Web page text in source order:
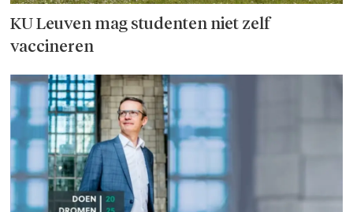
KU Leuven mag studenten niet zelf
vaccineren